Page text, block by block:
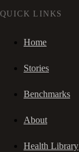
QUICK LINKS
Home
Stories
Benchmarks
About
Health Library